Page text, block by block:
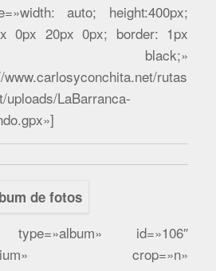
auto; height:400px;
0px 20px 0px; border: 1px
black;»
rutas
uploads/LaBarranca-
de fotos
id=»106″
crop=»n»